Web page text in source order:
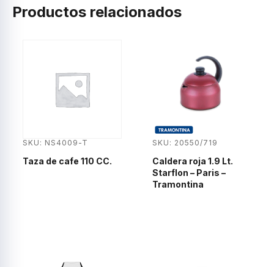
Productos relacionados
SKU: NS4009-T
Taza de cafe 110 CC.
SKU: 20550/719
Caldera roja 1.9 Lt.
Starflon – Paris –
Tramontina